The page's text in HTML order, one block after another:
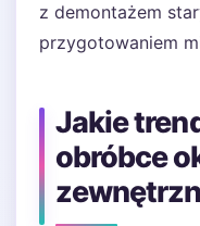
z demontażem
przygotowaniem
Jakie
obróbce